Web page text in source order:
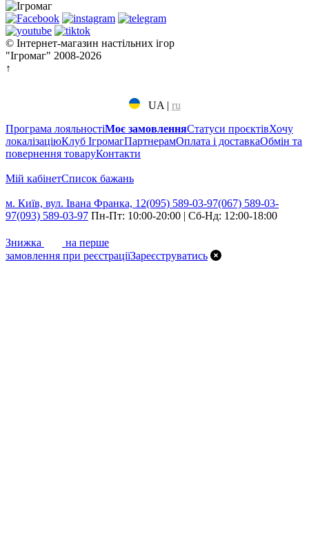
© Інтернет-магазин настільних ігор
"Ігромаг" 2008-2026
↑
UA | ru
Програма лояльностіМоє замовленняСтатуси проєктівХочу
локалізаціюКлуб ІгромагПартнерамОплата і доставкаОбмін та
повернення товаруКонтакти
Мій кабінетCписок бажань
м. Київ, вул. Івана Франка, 12(095) 589-03-97(067) 589-03-
97(093) 589-03-97 Пн-Пт: 10:00-20:00 | Сб-Нд: 12:00-18:00
Знижка
на перше
замовлення при реєстраціїЗареєструватись